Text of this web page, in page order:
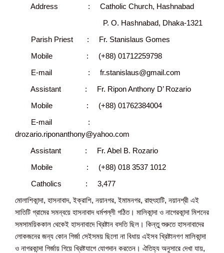
Address : Catholic Church, Hashnabad
P. O. Hashnabad, Dhaka-1321
Parish Priest : Fr. Stanislaus Gomes
Mobile : (+88) 01712259798
E-mail : fr.stanislaus@gmail.com
Assistant : Fr. Ripon Anthony D’ Rozario
Mobile : (+88) 01762384004
E-mail :
drozario.riponanthony@yahoo.com
Assistant : Fr. Abel B. Rozario
Mobile : (+88) 018 3537 1012
Catholics : 3,477
মোলাশিকান্দা, হাসনাবাদ, ইক্রাশি, নয়ানগর, ইমামনগর, রাহুৎহাটি, নয়ানশ্রী এই
সাতিটি গ্রামের সমন্বয়ে হাসনাবাদ ধর্মপল্লী গঠিত। মালিকান্দা ও নাগেরকান্দা মিশনের
সমসাময়িককাল থেকেই হাসনাবাদে খ্রিষ্টান বসতি ছিল। কিন্তু শুরুতে হাসনাবাদের
লোকজনের জন্য কোন গির্জা সেইসময় ছিলো না বিধায় এইসব খ্রিষ্টানগণ মালিকান্দা
ও নাগরকান্দা গির্জায় গিয়ে খ্রিষ্টযাগে যোগদান করতেন। ঐতিহ্য অনুসারে দেখা যায়,